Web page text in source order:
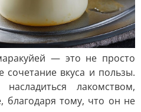
— это не просто
сочетание вкуса и пользы.
лакомством,
благодаря тому, что он не